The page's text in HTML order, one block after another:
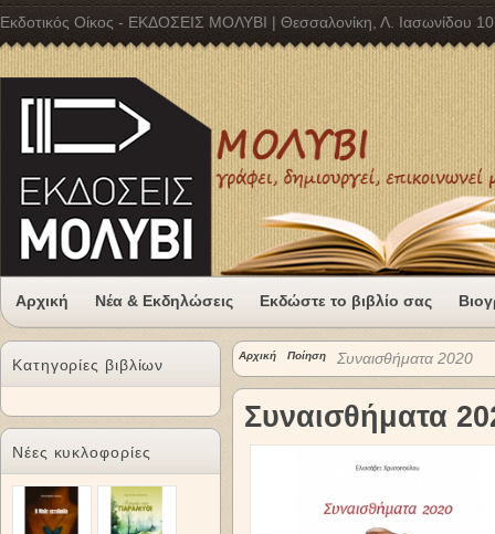
Εκδοτικός Οίκος - ΕΚΔΟΣΕΙΣ ΜΟΛΥΒΙ | Θεσσαλονίκη, Λ. Ιασωνίδου
Αρχική Νέα & Εκδηλώσεις Εκδώστε το βιβλίο σας
Κατηγορίες βιβλίων
Νέες κυκλοφορίες
Αρχική Ποίηση Συναισθήματα 2020
Συναισθήματα